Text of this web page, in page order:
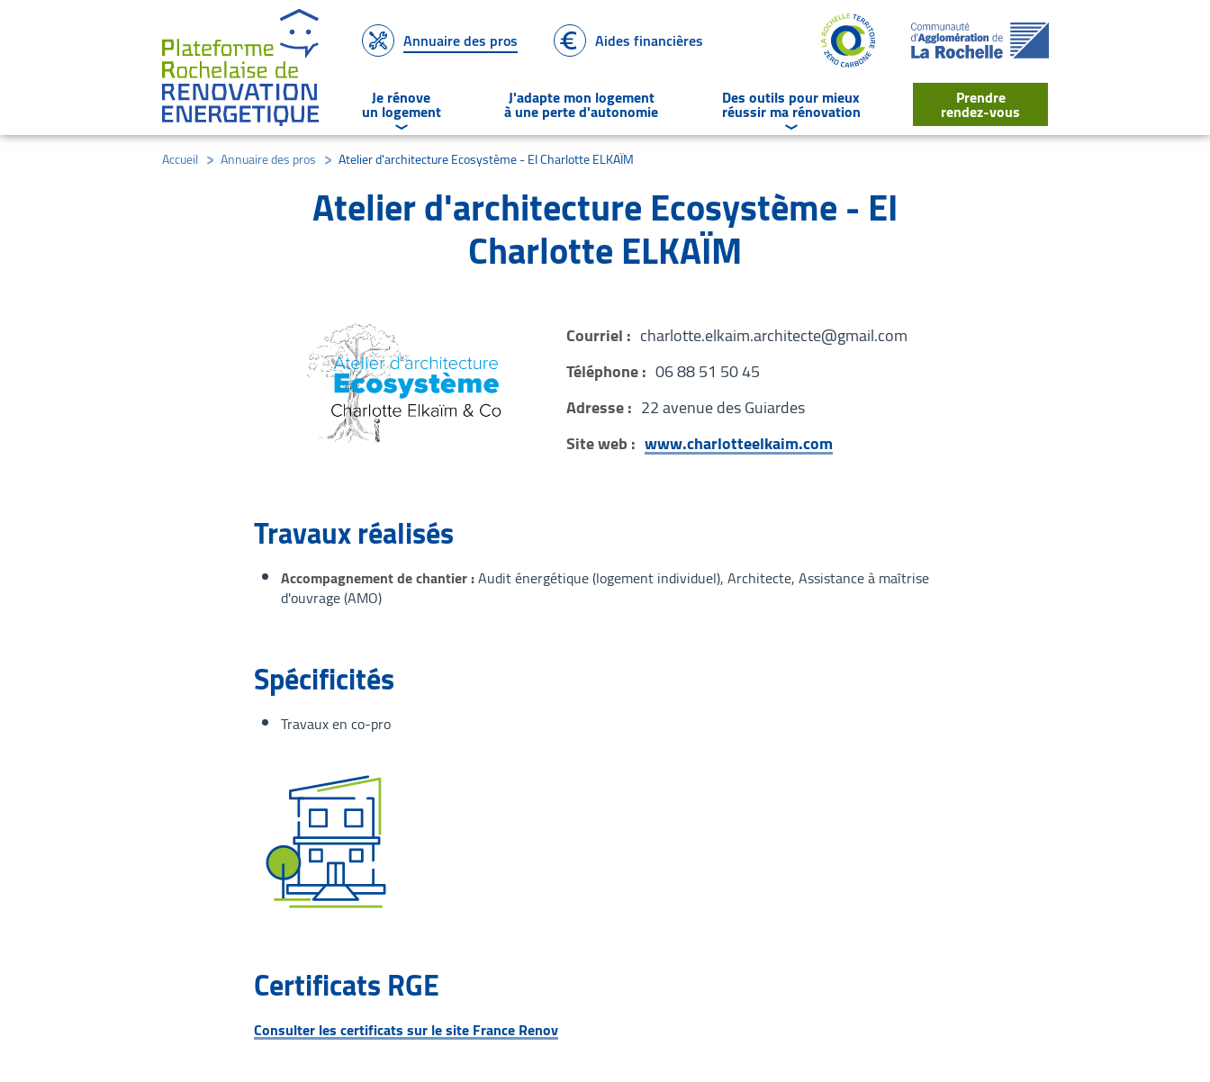
Annuaire des pros Aides financières
Je rénove
un logement
Déplierle sous-menu Je rénove un logement
J'adapte mon logement
à une perte d'autonomie
Des outils pour mieux
réussir ma rénovation
Déplierle sous-menu Des outils pour mieux réussir ma rénovation
Prendre
rendez-vous
Accueil/ Annuaire des pros Atelier d'architecture Ecosystème - EI Charlotte ELKAÏM
Atelier d'architecture Ecosystème - EI
Charlotte ELKAÏM
Courriel : charlotte.elkaim.architecte@gmail.com
Téléphone : 06 88 51 50 45
Adresse : 22 avenue des Guiardes
Site web : www.charlotteelkaim.com
Travaux réalisés
Accompagnement de chantier Audit énergétique (logement individuel) Architecte Assistance à maîtrise
d'ouvrage (AMO)
Spécificités
Travaux en co-pro
Certificats RGE
Consulter les certificats sur le site France Renov